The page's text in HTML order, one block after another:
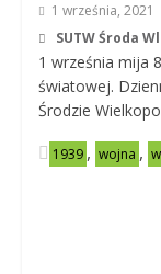
1 września, 2021
SUTW Środa
1 września mija
światowej.
Środzie
1939 , wojna ,